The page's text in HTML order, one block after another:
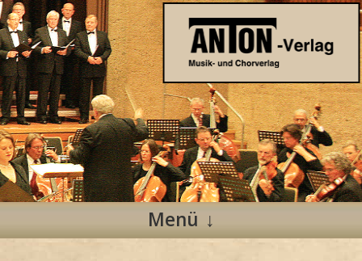
Anton Verlag
Musik- und Chorverlag
Menü